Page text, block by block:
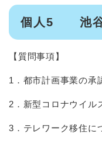
個人5 池
【質問事項】
1．都市計画事業の承
2．新型コロナウイル
3．テレワーク移住に